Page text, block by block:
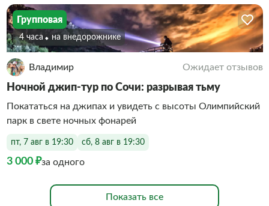
Групповая
4 часа На внедорожнике
Владимир Ожидает отзывов
Ночной джип-тур по Сочи: разрывая тьму
Покататься на джипах и увидеть с высоты Олимпийский
парк в свете ночных фонарей
пт, 7 авг в 19:30 сб, 8 авг в 19:30
3 000 ₽за одного
Показать все